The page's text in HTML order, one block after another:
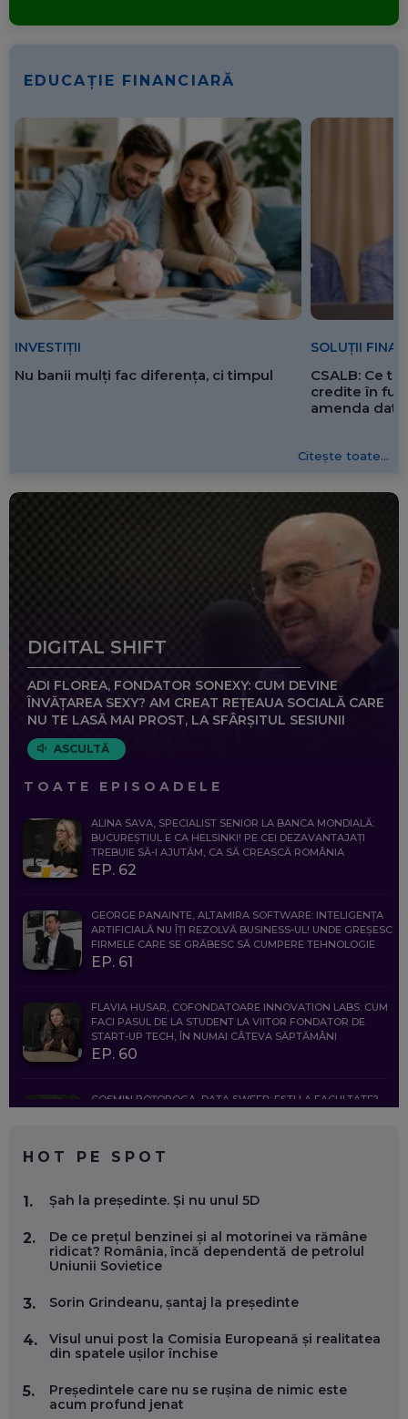
EDUCAȚIE FINANCIARĂ
INVESTIȚII
Nu banii mulți fac diferența, ci timpul
SOLUȚII
CSALB: Ce
credite în
amenda
Citește toate...
DIGITAL SHIFT
ADI FLOREA, FONDATOR SONEXY: CUM DEVINE
ÎNVĂȚAREA SEXY? AM CREAT REȚEAUA SOCIALĂ CARE
NU TE LASĂ MAI PROST, LA SFÂRȘITUL SESIUNII
ASCULTĂ
TOATE EPISOADELE
ALINA SAVA, SPECIALIST SENIOR LA BANCA MONDIALĂ:
BUCUREȘTIUL E CA HELSINKI! PE CEI DEZAVANTAJAȚI
TREBUIE SĂ-I AJUTĂM, CA SĂ CREASCĂ ROMÂNIA
EP. 62
GEORGE PANAINTE, ALTAMIRA SOFTWARE: INTELIGENȚA
ARTIFICIALĂ NU ÎȚI REZOLVĂ BUSINESS-UL! UNDE GREȘESC
FIRMELE CARE SE GRĂBESC SĂ CUMPERE TEHNOLOGIE
EP. 61
FLAVIA HUSAR, COFONDATOARE INNOVATION LABS: CUM
FACI PASUL DE LA STUDENT LA VIITOR FONDATOR DE
START-UP TECH, ÎN NUMAI CÂTEVA SĂPTĂMÂNI
EP. 60
COSMIN BOȚOROGA, DATA SWEEP: EȘTI LA FACULTATE?
FOLOSEȘTI TEHNOLOGIA CA SĂ FII MAI BUN LA JOB. ȘI CUM
EP. 58
FOLOSEȘTI TEHNOLOGIA CA SĂ ÎȚI DESCHIZI DRUMUL
CĂTRE ARTĂ, LA NIVEL GLOBAL
EP. 57
EFICIENT VIAȚA ONLINE. ȘI CARE SUNT PRIMII PAȘI ÎNTR-O
CARIERĂ DE „HACKER CU PERMIS”
HOT PE SPOT
1. Șah la președinte. Și nu unul 5D
2.
De ce prețul benzinei și al motorinei va rămâne
ridicat? România, încă dependentă de petrolul
Uniunii Sovietice
3. Sorin Grindeanu, șantaj la președinte
4.
Visul unui post la Comisia Europeană și realitatea
din spatele ușilor închise
5.
Președintele care nu se rușina de nimic este
acum profund jenat